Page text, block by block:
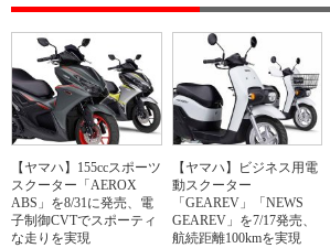
【ヤマハ】155ccスポーツ
スクーター「AEROX
ABS」を8/31に発売、電
子制御CVTでスポーティ
な走りを実現
【ヤマハ】ビジネス用電
動スクーター
「GEAREV」「NEWS
GEAREV」を7/17発売、
航続距離100kmを実現